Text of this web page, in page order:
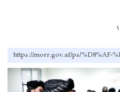
https://morr.gov.af/ps/%D8%AF-